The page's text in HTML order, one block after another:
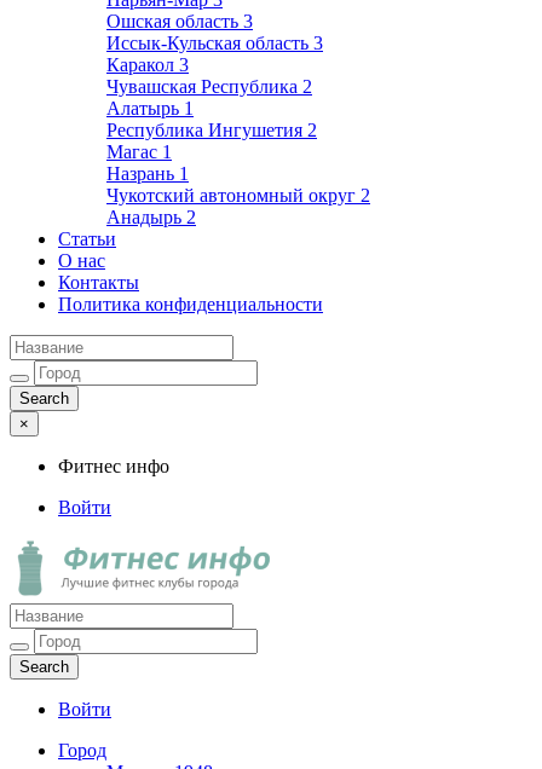
Ошская область 3
Иссык-Кульская область 3
Каракол 3
Чувашская Республика 2
Алатырь 1
Республика Ингушетия 2
Магас 1
Назрань 1
Чукотский автономный округ 2
Анадырь 2
Статьи
О нас
Контакты
Политика конфиденциальности
×
Фитнес инфо
Войти
Фитнес инфо
Лучшие фитнес клубы города
Войти
Город